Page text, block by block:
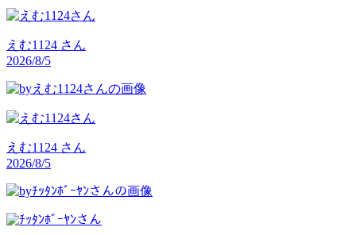
えむ1124 さん
2026/8/5
えむ1124 さん
2026/8/5